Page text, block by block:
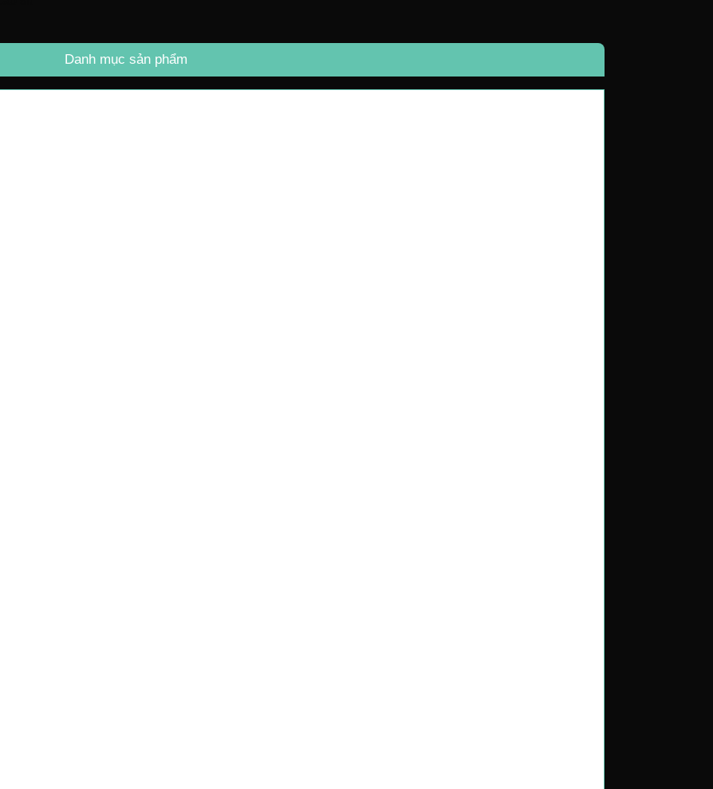
Danh mục sản phẩm